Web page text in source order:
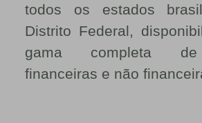
todos os estados
Distrito Federal,
gama completa de
financeiras e não